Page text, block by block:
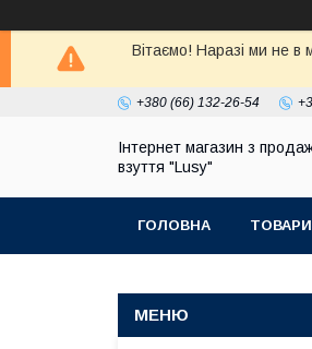
Вітаємо! Наразі ми не
+380 (66) 132-26-54
Інтернет магазин з
взуття "Lusy"
ГОЛОВНА ТОВАРИ